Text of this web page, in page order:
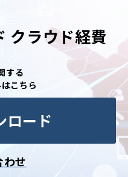
クラウド経費
する
こちら
ロード
わせ